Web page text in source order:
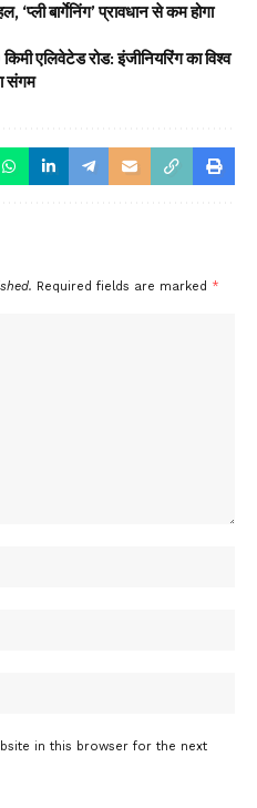
‘प्ली बार्गेनिंग’ प्रावधान से कम होगा
एलिवेटेड रोड: इंजीनियरिंग का विश्व
संगम
Required fields are marked *
in this browser for the next